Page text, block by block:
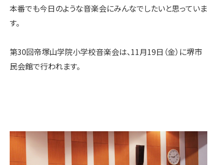
本番でも今日のような音楽会にみんなでしたいと思っていま
す。
第30回帝塚山学院小学校音楽会は、11月19日（金）に堺市
民会館で行われます。